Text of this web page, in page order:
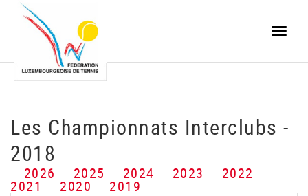
Toggle
Les Championnats Interclubs -
2018
2026 2025 2024 2023 2022
2021 2020 2019